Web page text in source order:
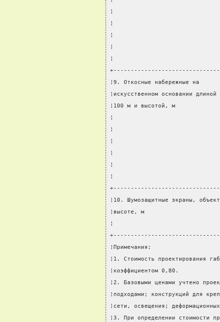
¦
¦
¦
¦
¦
¦9. Откосные набережные
¦искусственном основании
¦100 м и высотой, м
¦
¦
¦
¦
¦
¦
¦10. Шумозащитные экраны,
¦высоте, м
¦
¦Примечания:
¦1. Стоимость проектирования
¦коэффициентом 0,80.
¦2. Базовыми ценами учтено
¦подходами; конструкций для
¦сети, освещения;
¦3. При определении стоимости